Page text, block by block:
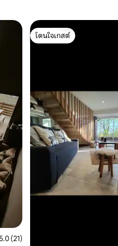
นนเฉลี่ย 5.0 จาก 5, 21 รีวิว
(21)
โดนใจเกสต์
โดนใจเกสต์